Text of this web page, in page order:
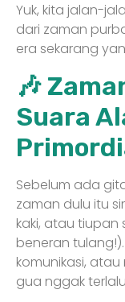
Yuk, kita jalan-
dari zaman
era sekarang
🎶
Suara
Sebelum ada
zaman dulu itu
kaki, atau tiupan
beneran
komunikasi,
gua nggak